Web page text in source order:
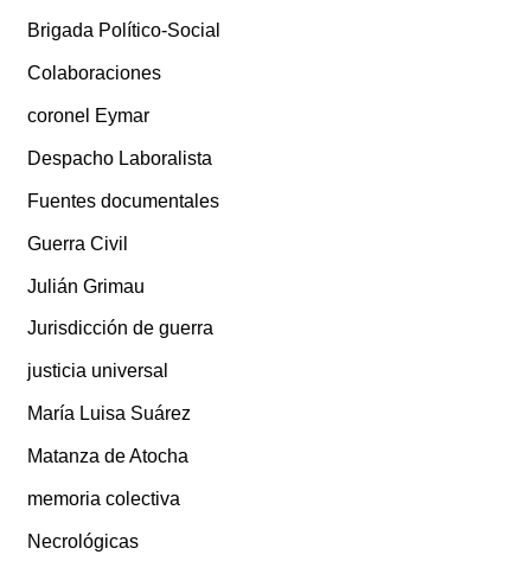
Brigada Político-Social
Colaboraciones
coronel Eymar
Despacho Laboralista
Fuentes documentales
Guerra Civil
Julián Grimau
Jurisdicción de guerra
justicia universal
María Luisa Suárez
Matanza de Atocha
memoria colectiva
Necrológicas